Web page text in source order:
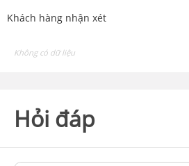
Khách hàng nhận xét
Không có dữ liệu
Hỏi đáp